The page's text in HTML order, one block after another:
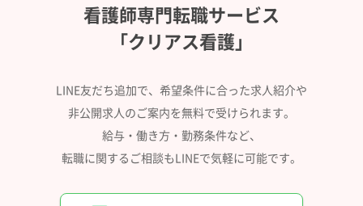
看護師専門転職サービス
「クリアス看護」
LINE友だち追加で、希望条件に合った求人紹介や
非公開求人のご案内を無料で受けられます。
給与・働き方・勤務条件など、
転職に関するご相談もLINEで気軽に可能です。